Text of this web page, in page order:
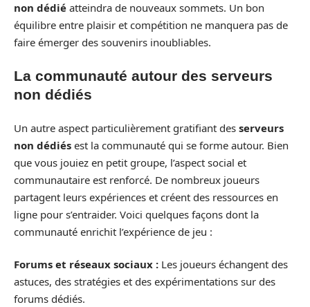
non dédié atteindra de nouveaux sommets. Un bon
équilibre entre plaisir et compétition ne manquera pas de
faire émerger des souvenirs inoubliables.
La communauté autour des serveurs
non dédiés
Un autre aspect particulièrement gratifiant des serveurs
non dédiés est la communauté qui se forme autour. Bien
que vous jouiez en petit groupe, l’aspect social et
communautaire est renforcé. De nombreux joueurs
partagent leurs expériences et créent des ressources en
ligne pour s’entraider. Voici quelques façons dont la
communauté enrichit l’expérience de jeu :
Forums et réseaux sociaux : Les joueurs échangent des
astuces, des stratégies et des expérimentations sur des
forums dédiés.